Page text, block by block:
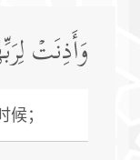
وَأَذِنَتۡ
；